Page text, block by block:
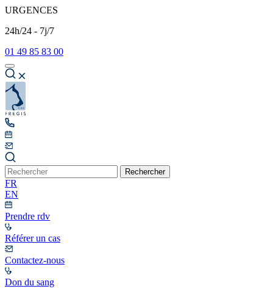
URGENCES
24h/24 - 7j/7
01 49 85 83 00
Rechercher
FR
EN
Prendre rdv
Référer un cas
Contactez-nous
Don du sang